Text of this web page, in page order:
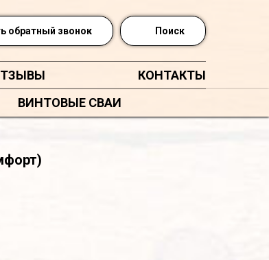
обратный звонок Поиск
КОНТАКТЫ
ВИНТОВЫЕ СВАИ